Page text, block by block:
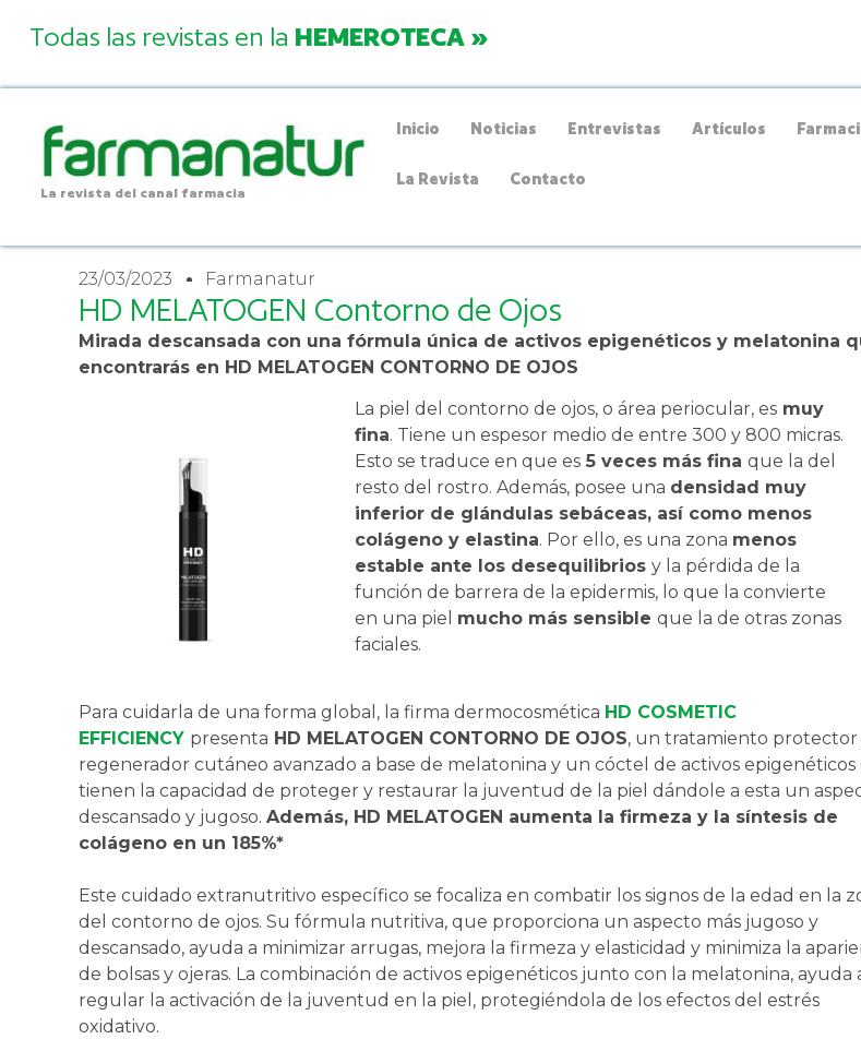
Todas las revistas en la HEMEROTECA »
La revista del canal farmacia
Inicio Noticias Entrevistas Artículos
La Revista Contacto
23/03/2023 Farmanatur
HD MELATOGEN Contorno de Ojos
Mirada descansada con una fórmula única de activos epigenéticos y melatonina
encontrarás en HD MELATOGEN CONTORNO DE OJOS
La piel del contorno de ojos, o área periocular, es muy
fina. Tiene un espesor medio de entre 300 y 800 micras.
Esto se traduce en que es 5 veces más finaque la del
resto del rostro. Además, posee una densidad muy
inferior de glándulas sebáceas, así como menos
colágeno y elastina. Por ello, es una zona menos
estable ante los desequilibriosy la pérdida de la
función de barrera de la epidermis, lo que la convierte
en una piel mucho más sensibleque la de otras zonas
faciales.
Para cuidarla de una forma global, la firma dermocosmética HD COSMETIC
EFFICIENCY presenta HD MELATOGEN CONTORNO DE OJOS, un tratamiento protector
regenerador cutáneo avanzado a base de melatonina y un cóctel de activos epigenéticos
tienen la capacidad de proteger y restaurar la juventud de la piel dándole a esta un
descansado y jugoso. Además, HD MELATOGEN aumenta la firmeza y la síntesis de
colágeno en un 185%*
Este cuidado extranutritivo específico se focaliza en combatir los signos de la edad en la
del contorno de ojos. Su fórmula nutritiva, que proporciona un aspecto más jugoso y
descansado, ayuda a minimizar arrugas, mejora la firmeza y elasticidad y minimiza la
de bolsas y ojeras. La combinación de activos epigenéticos junto con la melatonina, ayuda
regular la activación de la juventud en la piel, protegiéndola de los efectos del estrés
oxidativo.